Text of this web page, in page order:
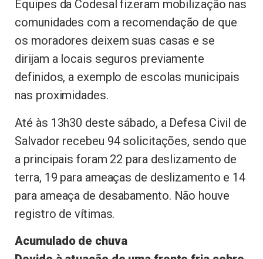
Equipes da Codesal fizeram mobilização nas
comunidades com a recomendação de que
os moradores deixem suas casas e se
dirijam a locais seguros previamente
definidos, a exemplo de escolas municipais
nas proximidades.
Até às 13h30 deste sábado, a Defesa Civil de
Salvador recebeu 94 solicitações, sendo que
a principais foram 22 para deslizamento de
terra, 19 para ameaças de deslizamento e 14
para ameaça de desabamento. Não houve
registro de vítimas.
Acumulado de chuva